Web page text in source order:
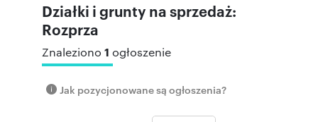
Działki i grunty na sprzedaż:
Rozprza
Znaleziono 1 ogłoszenie
Jak pozycjonowane są ogłoszenia?